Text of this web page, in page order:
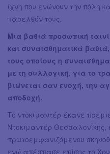
ίχνη που ενώνουν την πόλη
παρελθόν τους.
Μια βαθιά προσωπική
και συναισθηματικά
τους οποίους η
με τη συλλογική, για το
βιώνεται σαν ενοχή, την
αποδοχή.
Το ντοκιμαντέρ έκανε
Ντοκιμαντέρ
πρωτοεμφανιζόμενου
ενώ απέσπασε επίσης το